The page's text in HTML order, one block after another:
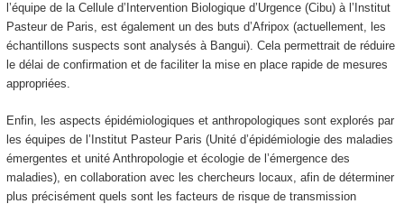
l’équipe de la Cellule d’Intervention Biologique d’Urgence (Cibu) à l’Institut
Pasteur de Paris, est également un des buts d’Afripox (actuellement, les
échantillons suspects sont analysés à Bangui). Cela permettrait de réduire
le délai de confirmation et de faciliter la mise en place rapide de mesures
appropriées.
Enfin, les aspects épidémiologiques et anthropologiques sont explorés par
les équipes de l’Institut Pasteur Paris (Unité d’épidémiologie des maladies
émergentes et unité Anthropologie et écologie de l’émergence des
maladies), en collaboration avec les chercheurs locaux, afin de déterminer
plus précisément quels sont les facteurs de risque de transmission